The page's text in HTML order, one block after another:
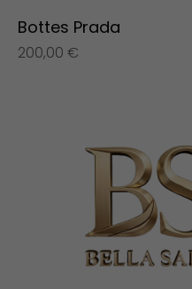
Bottes Prada
200,00 €